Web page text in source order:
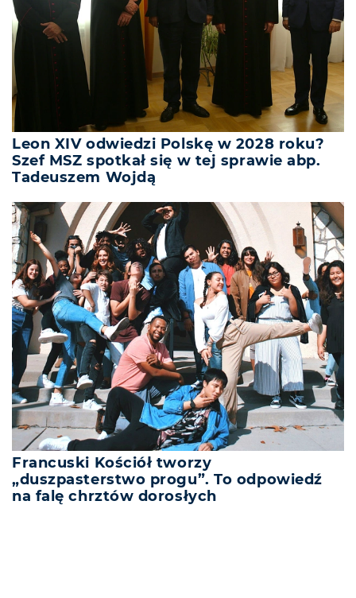
Leon XIV odwiedzi Polskę w 2028 roku?
Szef MSZ spotkał się w tej sprawie abp.
Tadeuszem Wojdą
Francuski Kościół tworzy
„duszpasterstwo progu”. To odpowiedź
na falę chrztów dorosłych